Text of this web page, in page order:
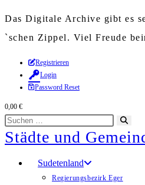
Das Digitale Archive gibt es
`schen Zippel. Viel Freude
Zum
Inhalt
springen
Registrieren
Login
Password Reset
0,00 €
Diese
Website
durchsuchen
Städte und
Sudetenland
Regierungsbezirk Eger